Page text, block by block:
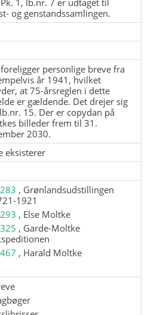
og genstandssamlingen.
personlige breve fra
år 1941, hvilket
at 75-årsreglen i dette
er gældende. Det drejer sig
15. Der er copydan på
billeder frem til 31.
2030.
eksisterer
, Grønlandsudstillingen
1921
, Else Moltke
, Garde-Moltke
, Harald Moltke